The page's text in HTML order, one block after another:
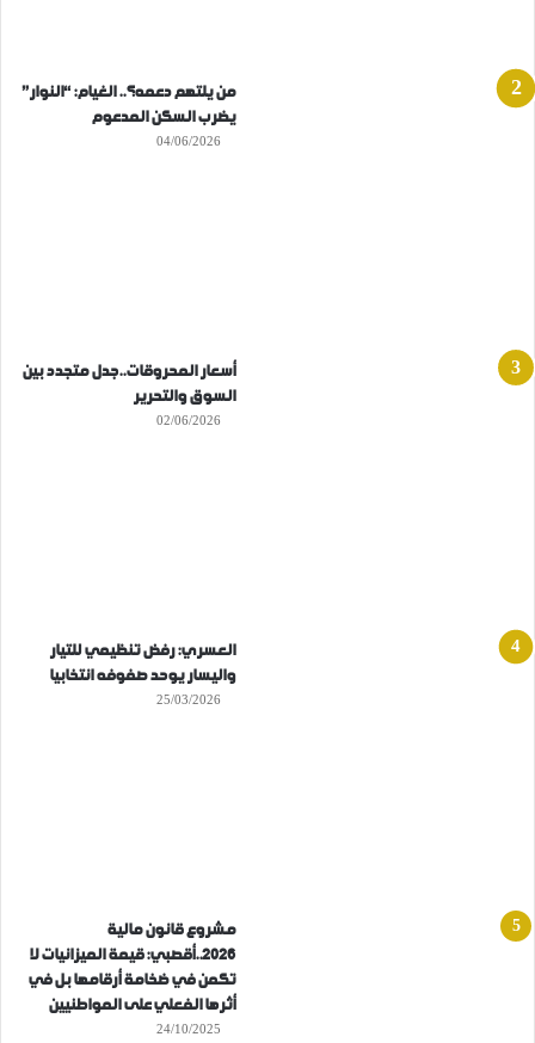
من يلتهم دعمه؟.. الغيام: “النوار”
يضرب السكن المدعوم
04/06/2026
أسعار المحروقات..جدل متجدد بين
السوق والتحرير
02/06/2026
العسري: رفض تنظيمي للتيار
واليسار يوحد صفوفه انتخابيا
25/03/2026
مشروع قانون مالية
2026..أقصبي: قيمة الميزانيات لا
تكمن في ضخامة أرقامها بل في
أثرها الفعلي على المواطنيين
24/10/2025